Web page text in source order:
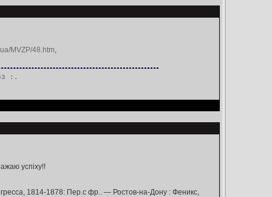
MVZP/48.htm,
:.
успіху!!
1814-1878: Пер.с фр.. — Ростов-на-Дону : Феникс,